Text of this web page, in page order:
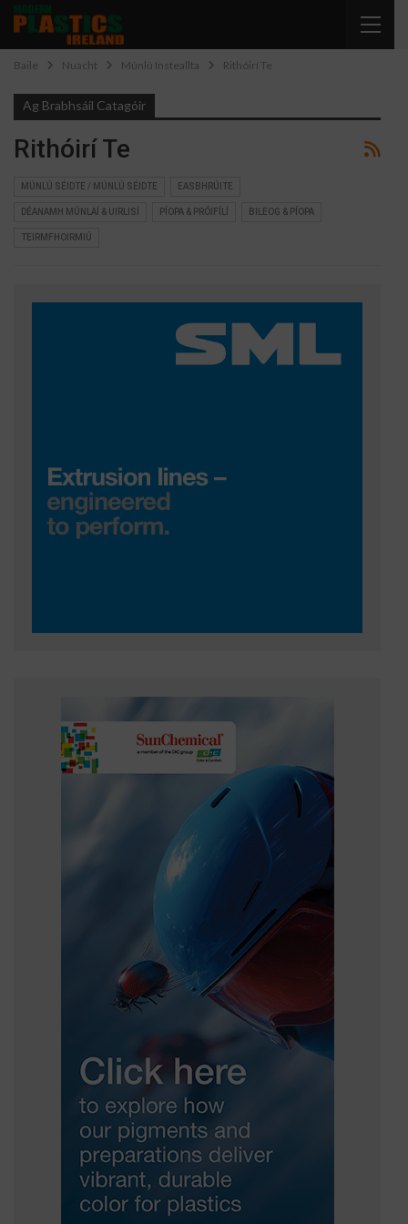
Baile Nuacht Múnlú Insteallta Rithóirí Te
Ag Brabhsáil Catagóir
Rithóirí Te
MÚNLÚ SÉIDTE / MÚNLÚ SÉIDTE EASBHRÚITE
DÉANAMH MÚNLAÍ & UIRLISÍ PÍOPA & PRÓIFÍLÍ BILEOG & PÍOPA
TEIRMFHOIRMIÚ